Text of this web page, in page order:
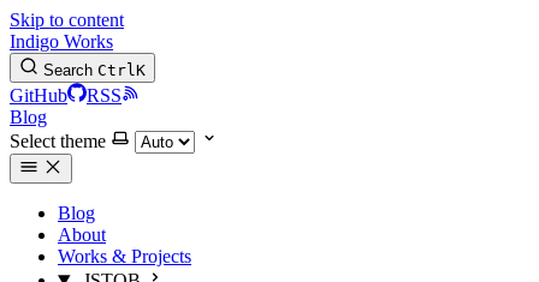
Skip to content
Indigo Works
Search CtrlK
GitHub
RSS
Blog
Select theme
Blog
About
Works & Projects